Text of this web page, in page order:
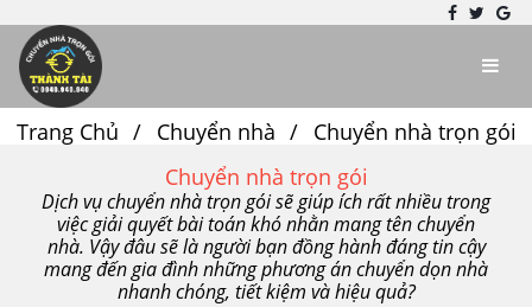
Trang Chủ Chuyển nhà
Chuyển nhà trọn gói
Chuyển nhà trọn gói
Dịch vụ chuyển nhà trọn gói sẽ giúp ích rất nhiều trong
việc giải quyết bài toán khó nhằn mang tên chuyển
nhà. Vậy đâu sẽ là người bạn đồng hành đáng tin cậy
mang đến gia đình những phương án chuyển dọn nhà
nhanh chóng, tiết kiệm và hiệu quả?